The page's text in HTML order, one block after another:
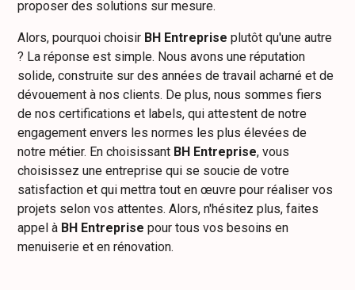
proposer des solutions sur mesure.
Alors, pourquoi choisir BH Entreprise plutôt qu'une autre
? La réponse est simple. Nous avons une réputation
solide, construite sur des années de travail acharné et de
dévouement à nos clients. De plus, nous sommes fiers
de nos certifications et labels, qui attestent de notre
engagement envers les normes les plus élevées de
notre métier. En choisissant BH Entreprise, vous
choisissez une entreprise qui se soucie de votre
satisfaction et qui mettra tout en œuvre pour réaliser vos
projets selon vos attentes. Alors, n'hésitez plus, faites
appel à BH Entreprise pour tous vos besoins en
menuiserie et en rénovation.